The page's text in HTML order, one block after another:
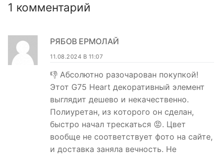
1 комментарий
РЯБОВ ЕРМОЛАЙ
11.08.2024 В 11:07
👎 Абсолютно разочарован покупкой!
Этот G75 Heart декоративный элемент
выглядит дешево и некачественно.
Полиуретан, из которого он сделан,
быстро начал трескаться 😡. Цвет
вообще не соответствует фото на сайте,
и доставка заняла вечность. Не